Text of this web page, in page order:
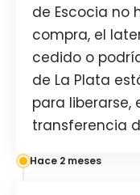
de Escocia no
compra, el
cedido o
de La Plata
para liberarse,
transferencia
Hace 2 meses